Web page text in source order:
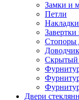
Замки и
Петли
Стопоры
Скрытый
Двери